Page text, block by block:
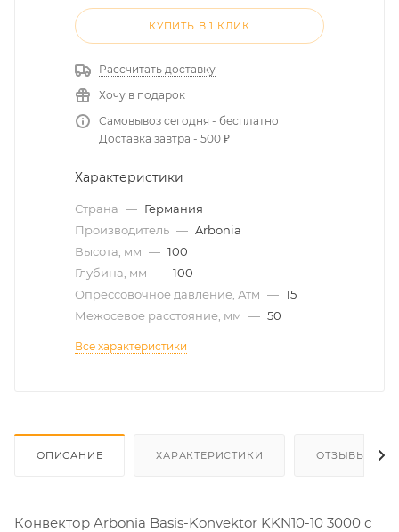
КУПИТЬ В 1 КЛИК
Рассчитать доставку
Хочу в подарок
Самовывоз сегодня - бесплатно
Доставка завтра - 500 ₽
Характеристики
Страна — Германия
Производитель — Arbonia
Высота, мм — 100
Глубина, мм — 100
Опрессовочное давление, Атм — 15
Межосевое расстояние, мм — 50
Все характеристики
ОПИСАНИЕ ХАРАКТЕРИСТИКИ ОТЗЫВЫ
Конвектор Arbonia Basis-Konvektor KKN10-10 3000 с